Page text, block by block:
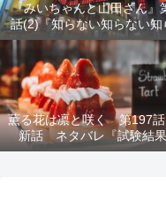
『みいちゃんと山田さん』
話(2)『知らない知らない知
い』最新話 ネタバレ 犯
定 次回最終回
薫る花は凛と咲く 第197
新話 ネタバレ『試験結